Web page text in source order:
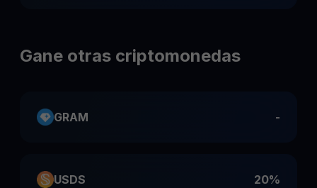
Gane otras criptomonedas
GRAM -
USDS 20%